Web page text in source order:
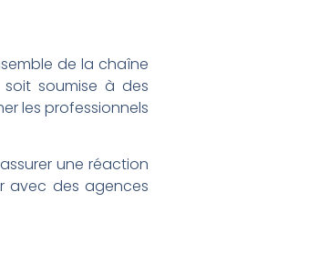
de la chaîne
soumise à des
les professionnels
une réaction
avec des agences